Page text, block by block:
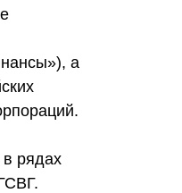
а
в рядах